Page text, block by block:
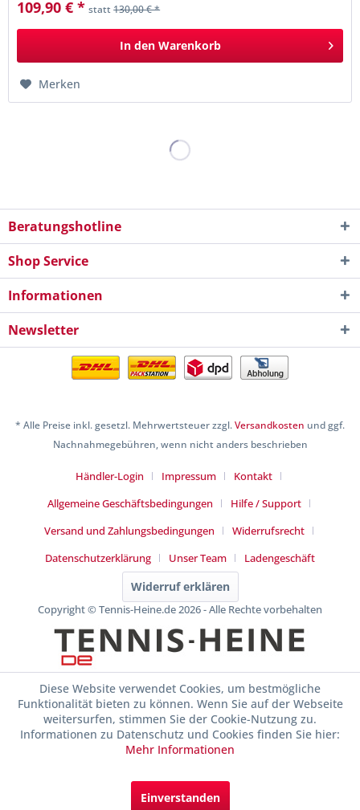
109,90 € * statt130,00 € *
In den Warenkorb
Merken
Beratungshotline
Shop Service
Informationen
Newsletter
* Alle Preise inkl. gesetzl. Mehrwertsteuer zzgl.Versandkosten und ggf.
Nachnahmegebühren, wenn nicht anders beschrieben
Händler-Login Impressum
Kontakt
Allgemeine Geschäftsbedingungen
Hilfe / Support
Versand und Zahlungsbedingungen
Widerrufsrecht
Datenschutzerklärung
Unser Team Ladengeschäft
Widerruf erklären
Copyright © Tennis-Heine.de 2026 - Alle Rechte vorbehalten
Diese Website verwendet Cookies, um bestmögliche
Funktionalität bieten zu können. Wenn Sie auf der Webseite
weitersurfen, stimmen Sie der Cookie-Nutzung zu.
Informationen zu Datenschutz und Cookies finden Sie hier:
Mehr Informationen
Einverstanden